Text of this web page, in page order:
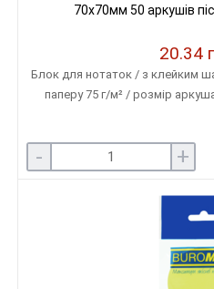
70x70мм 50 аркушів
20.34
Блок для нотаток / з клейким
паперу 75 г/м² / розмір
- +